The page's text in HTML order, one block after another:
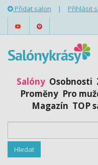
Přidat salon | Přihlásit
Salóny Osobnosti
Proměny Pro
Magazín TOP